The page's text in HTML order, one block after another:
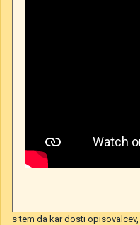
s tem da kar dosti